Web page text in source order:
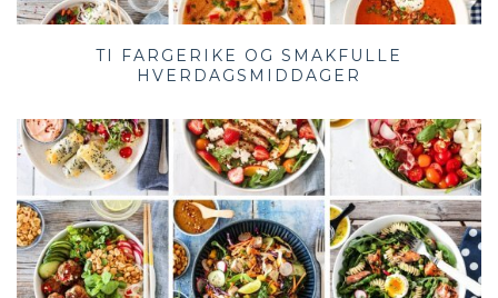
TI FARGERIKE OG SMAKFULLE
HVERDAGSMIDDAGER